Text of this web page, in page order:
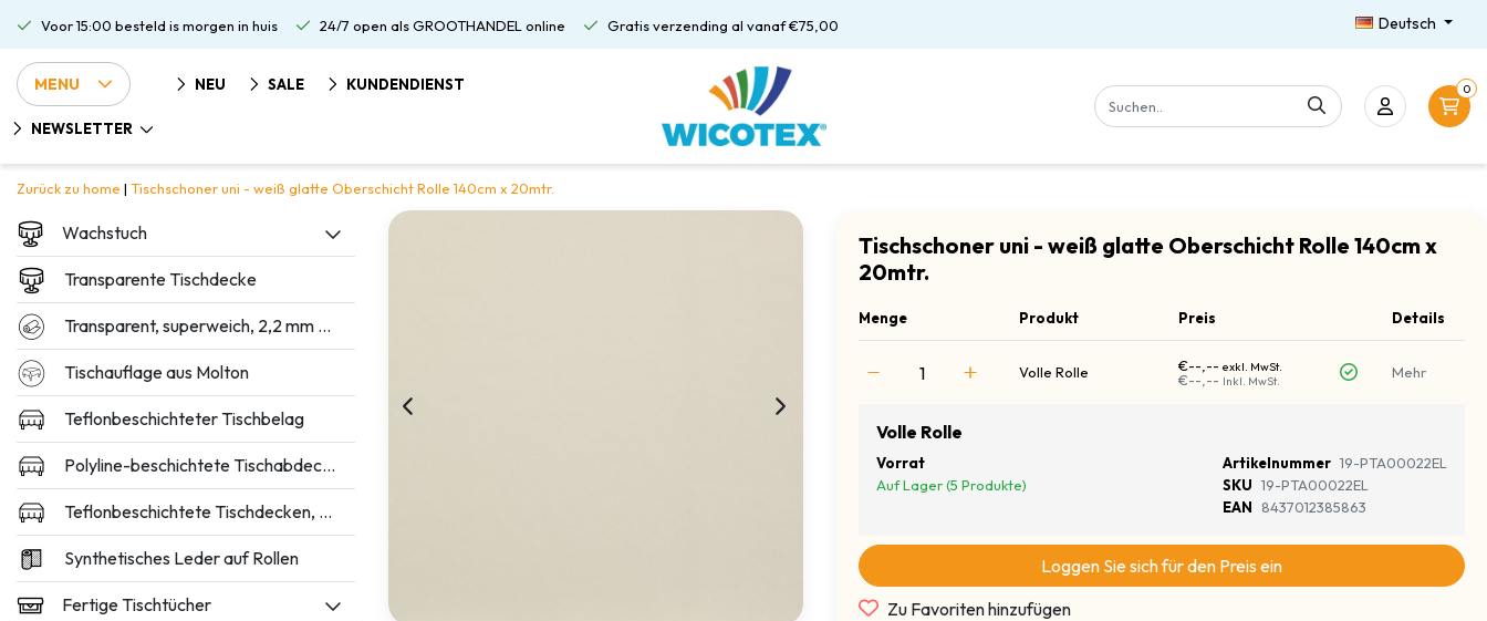
Voor 15:00 besteld is morgen in huis 24/7 open als GROOTHANDEL online Gratis verzending al vanaf €75,00 Deutsch
MENU NEU SALE KUNDENDIENST
NEWSLETTER
0
Zurück zu home | Tischschoner uni - weiß glatte Oberschicht Rolle 140cm x 20mtr.
Wachstuch
Transparente Tischdecke
Transparent, superweich, 2,2 mm dick
Tischauflage aus Molton
Teflonbeschichteter Tischbelag
Polyline-beschichtete Tischabdeckung
Teflonbeschichtete Tischdecken, 160 und 180 cm breit
Synthetisches Leder auf Rollen
Fertige Tischtücher
Tischschoner uni - weiß glatte Oberschicht Rolle 140cm x
20mtr.
Menge Produkt Preis Details
Volle Rolle €--,-- exkl. MwSt.
€--,-- Inkl. MwSt. Mehr
Volle Rolle
Vorrat
Auf Lager (5 Produkte)
Artikelnummer 19-PTA00022EL
SKU 19-PTA00022EL
EAN
8437012385863
Loggen Sie sich für den Preis ein
Zu Favoriten hinzufügen